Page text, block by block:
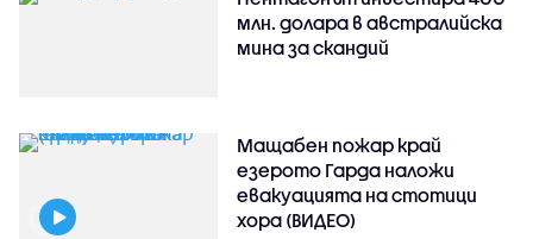
млн. долара в австралийска
мина за скандий
Мащабен пожар край
езерото Гарда наложи
евакуацията на стотици
хора (ВИДЕО)